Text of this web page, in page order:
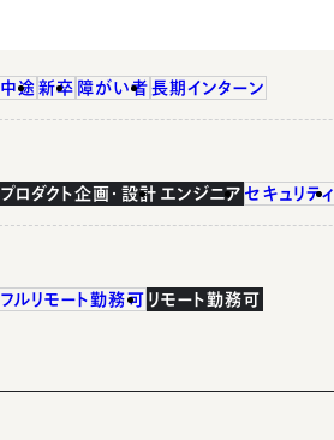
中途 新卒 障がい者 長期インターン
プロダクト企画・設計 エンジニア セキュリティ
フルリモート勤務可 リモート勤務可